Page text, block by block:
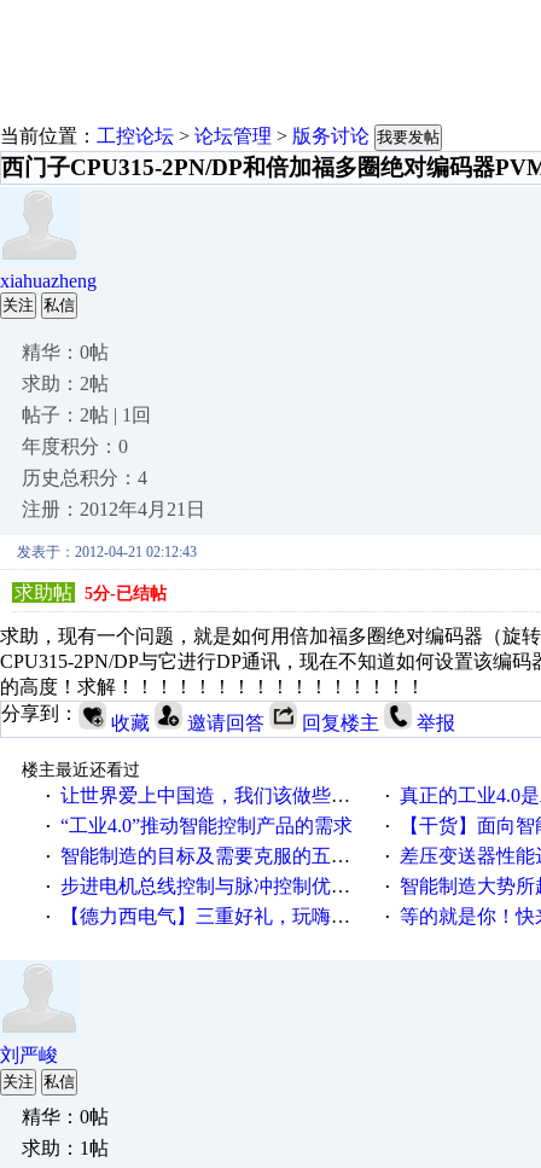
当前位置： 工控论坛 > 论坛管理 > 版务讨论 我要发帖
西门子CPU315-2PN/DP和倍加福多圈绝对编码器
xiahuazheng
关注 私信
精华：0帖
求助：2帖
帖子：2帖 | 1回
年度积分：0
历史总积分：4
注册：2012年4月21日
发表于：2012-04-21 02:12:43
求助帖 5分-已结帖
求助，现有一个问题，就是如何用倍加福多圈绝对编码器（旋
CPU315-2PN/DP与它进行DP通讯，现在不知道如何设置该编
的高度！求解！！！！！！！！！！！！！！！！
分享到：
收藏 邀请回答 回复楼主 举报
楼主最近还看过
· 让世界爱上中国造，我们该做些什么 · 真正的工业4.0
· “工业4.0”推动智能控制产品的需求 · 【干货】面向
· 智能制造的目标及需要克服的五个障碍 · 差压变送器性能达
· 步进电机总线控制与脉冲控制优缺点 · 智能制造大势所趋
· 【德力西电气】三重好礼，玩嗨夏日！ · 等的就是你！快来
刘严峻
关注 私信
精华：0帖
求助：1帖